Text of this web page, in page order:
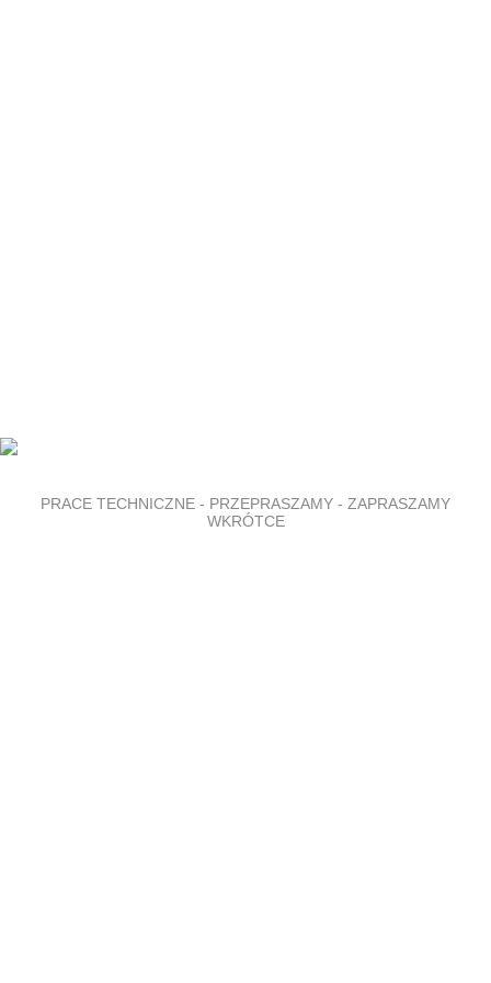
PRACE TECHNICZNE - PRZEPRASZAMY - ZAPRASZAMY
WKRÓTCE